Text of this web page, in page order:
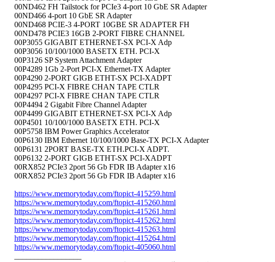
00ND462 FH Tailstock for PCIe3 4-port 10 GbE SR Adapter
00ND466 4-port 10 GbE SR Adapter
00ND468 PCIE-3 4-PORT 10GBE SR ADAPTER FH
00ND478 PCIE3 16GB 2-PORT FIBRE CHANNEL
00P3055 GIGABIT ETHERNET-SX PCI-X Adp
00P3056 10/100/1000 BASETX ETH. PCI-X
00P3126 SP System Attachment Adapter
00P4289 1Gb 2-Port PCI-X Ethernet-TX Adapter
00P4290 2-PORT GIGB ETHT-SX PCI-XADPT
00P4295 PCI-X FIBRE CHAN TAPE CTLR
00P4297 PCI-X FIBRE CHAN TAPE CTLR
00P4494 2 Gigabit Fibre Channel Adapter
00P4499 GIGABIT ETHERNET-SX PCI-X Adp
00P4501 10/100/1000 BASETX ETH. PCI-X
00P5758 IBM Power Graphics Accelerator
00P6130 IBM Ethernet 10/100/1000 Base-TX PCI-X Adapter
00P6131 2PORT BASE-TX ETH.PCI-X ADPT.
00P6132 2-PORT GIGB ETHT-SX PCI-XADPT
00RX852 PCIe3 2port 56 Gb FDR IB Adapter x16
00RX852 PCIe3 2port 56 Gb FDR IB Adapter x16
https://www.memorytoday.com/ftopict-415259.html
https://www.memorytoday.com/ftopict-415260.html
https://www.memorytoday.com/ftopict-415261.html
https://www.memorytoday.com/ftopict-415262.html
https://www.memorytoday.com/ftopict-415263.html
https://www.memorytoday.com/ftopict-415264.html
https://www.memorytoday.com/ftopict-405060.html